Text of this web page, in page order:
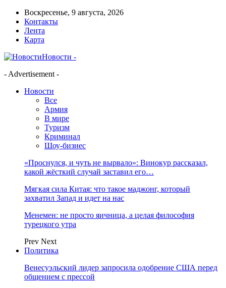
Воскресенье, 9 августа, 2026
Контакты
Лента
Карта
Новости -
- Advertisement -
Новости
Все
Армия
В мире
Туризм
Криминал
Шоу-бизнес
«Проснулся, и чуть не вырвало»: Винокур рассказал,
какой жёсткий случай заставил его…
Мягкая сила Китая: что такое маджонг, который
захватил Запад и идет на нас
Менемен: не просто яичница, а целая философия
турецкого утра
Prev Next
Политика
Венесуэльский лидер запросила одобрение США перед
общением с прессой